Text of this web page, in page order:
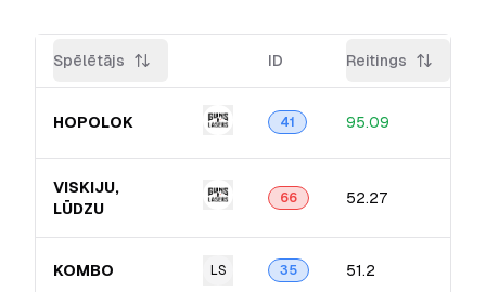
Spēlētājs ID Reitings
HOPOLOK 41 95.09
VISKIJU,
LŪDZU
66 52.27
KOMBO LS 35 51.2